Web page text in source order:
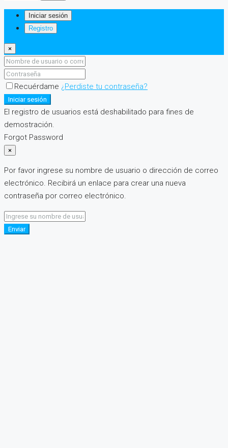
Iniciar sesión
Registro
×
Recuérdame ¿Perdiste tu contraseña?
Iniciar sesión
El registro de usuarios está deshabilitado para fines de
demostración.
Forgot Password
×
Por favor ingrese su nombre de usuario o dirección de correo
electrónico. Recibirá un enlace para crear una nueva
contraseña por correo electrónico.
Enviar